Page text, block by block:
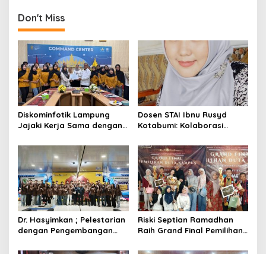
a
v
i
g
a
t
i
o
n
Don't Miss
Diskominfotik Lampung
Jajaki Kerja Sama dengan
Raden Intan untuk Perkuat
Ekosistem Data Daerah
Dosen STAI Ibnu Rusyd
Kotabumi: Kolaborasi
Tumbuh Kembang Anak Usia
Dini
Dr. Hasyimkan ; Pelestarian
dengan Pengembangan
Tidak Hanya Menjaga
Riski Septian Ramadhan
Raih Grand Final Pemilihan
Persahabatan Politeknik